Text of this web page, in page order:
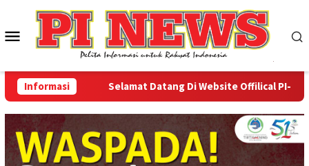
konten
Menu
Mobile
Informasi Selamat Datang Di Website Offilical PI-News